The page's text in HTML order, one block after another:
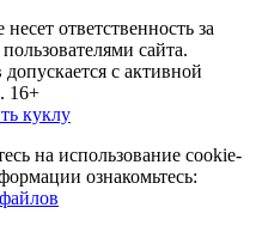
ответственность за
сайта.
с активной
16+
куклу
на использование cookie-
ознакомьтесь: